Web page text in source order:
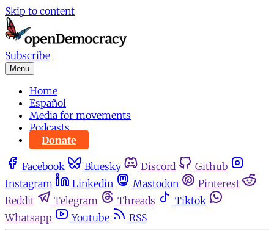
Skip to content
Subscribe
Menu
Home
Español
Media for movements
Podcasts
Donate
Facebook Bluesky Discord
Github
Instagram
Linkedin Mastodon
Pinterest
Reddit
Telegram Threads
Tiktok
Whatsapp
Youtube RSS